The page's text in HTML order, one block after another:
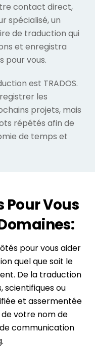
contact direct,
spécialisé, un
de traduction qui
et enregistra
pour vous.
est TRADOS.
les
projets, mais
répétés afin de
de temps et
Pour Vous
pour vous aider
quel que soit le
De la traduction
scientifiques ou
et assermentée
votre nom de
communication